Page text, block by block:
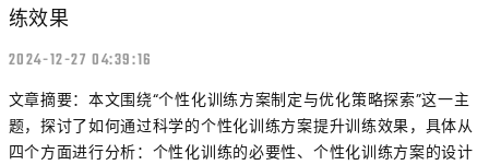
练效果
2024-12-27 04:39:16
文章摘要：本文围绕“个性化训练方案制定与优化策略探索”这一主
题，探讨了如何通过科学的个性化训练方案提升训练效果，具体从
四个方面进行分析：个性化训练的必要性、个性化训练方案的设计